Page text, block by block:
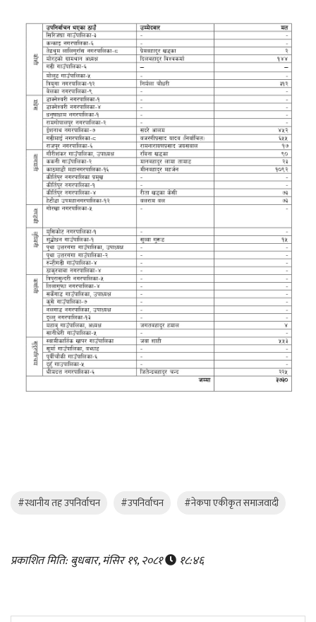
#स्थानीय तह उपनिर्वाचन #उपनिर्वाचन #नेकपा एकीकृत समाजवादी
प्रकाशित मिति: बुधबार, मंसिर १९, २०८१ १८:४६